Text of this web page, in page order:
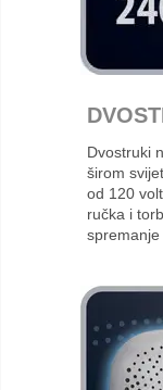
Dvostruki
širom
od 120
ručka i
spremanje